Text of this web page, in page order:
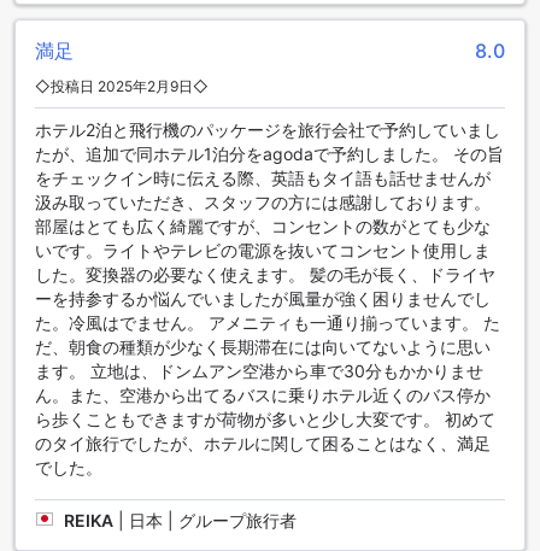
Plus+認定】
センチュリー パーク ホテル【SHA Plus+認定】は、快適な滞
在をサポートするためにさまざまな便利な設備を提供してい
ます。24時間ルームサービスやランドリーサービスは、ゲス
トがいつでも快適な滞在を楽しむことができるようにサポー
トしています。また、セーフティボックスやコンシェルジュ
サービスも利用でき、貴重品の安全や滞在中のさまざまなニ
ーズに応えることができます。さらに、パブリックエリアで
のWi-Fiや全客室での無料Wi-Fiも提供されており、快適なイン
ターネット接続を楽しむことができます。喫煙者の方のため
には専用の喫煙エリアも設けられており、快適な滞在環境を
提供しています。ドライクリーニングや荷物預かり、毎日の
ハウスキーピングなどのサービスも利用でき、快適な滞在を
サポートしています。
便利な交通施設を備えたセンチュリー パーク ホテル【SHA
Plus+認定】
センチュリー パーク ホテル【SHA Plus+認定】は、便利な交
通施設を提供しています。まず、ホテルでは様々なツアーを
満足 8.0
◇投稿日 2025年2月9日◇
ホテル2泊と飛行機のパッケージを旅行会社で予約していまし
たが、追加で同ホテル1泊分をagodaで予約しました。 その旨
をチェックイン時に伝える際、英語もタイ語も話せませんが
汲み取っていただき、スタッフの方には感謝しております。
部屋はとても広く綺麗ですが、コンセントの数がとても少な
いです。ライトやテレビの電源を抜いてコンセント使用しま
した。変換器の必要なく使えます。 髪の毛が長く、ドライヤ
ーを持参するか悩んでいましたが風量が強く困りませんでし
た。冷風はでません。 アメニティも一通り揃っています。 た
だ、朝食の種類が少なく長期滞在には向いてないように思い
ます。 立地は、ドンムアン空港から車で30分もかかりませ
ん。また、空港から出てるバスに乗りホテル近くのバス停か
ら歩くこともできますが荷物が多いと少し大変です。 初めて
のタイ旅行でしたが、ホテルに関して困ることはなく、満足
でした。
REIKA 日本 | グループ旅行者